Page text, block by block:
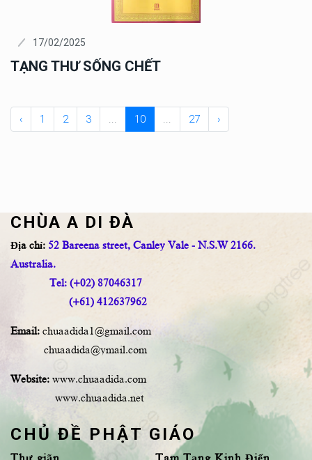
17/02/2025
TẠNG THƯ SỐNG CHẾT
‹ 1 2 3 ... 10 ... 27 ›
CHÙA A DI ĐÀ
Địa chỉ: 52 Bareena street, Canley Vale - N.S.W 2166.
Australia.
Tel: (+02) 87046317
(+61) 412637962
Email: chuaadida1@gmail.com
chuaadida@ymail.com
Website: www.chuaadida.com
www.chuaadida.net
CHỦ ĐỀ PHẬT GIÁO